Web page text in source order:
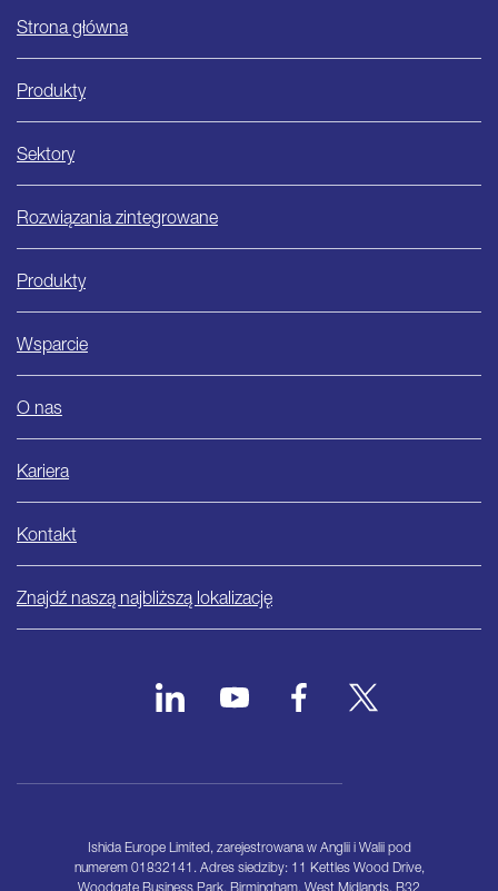
Ishida
Strona główna
Produkty
Sektory
Rozwiązania zintegrowane
Produkty
Wsparcie
O nas
Kariera
Kontakt
Znajdź naszą najbliższą lokalizację
Ishida Europe Limited, zarejestrowana w Anglii i Walii pod
numerem 01832141. Adres siedziby: 11 Kettles Wood Drive,
Woodgate Business Park, Birmingham, West Midlands, B32